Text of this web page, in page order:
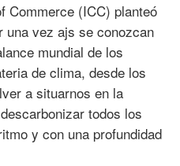
Commerce (ICC) planteó
una vez ajs se conozcan
mundial de los
de clima, desde los
a situarnos en la
todos los
y con una profundidad